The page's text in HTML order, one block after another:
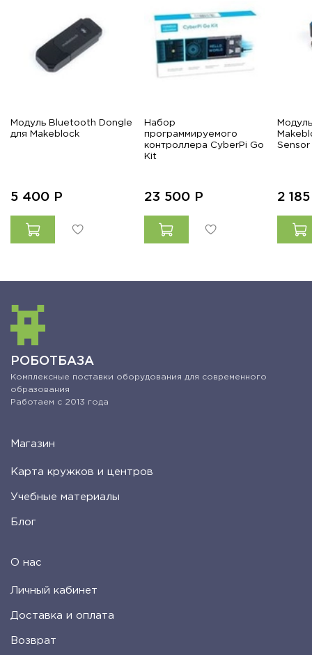
Модуль Bluetooth Dongle
для Makeblock
5 400 Р
Набор
программируемого
контроллера CyberPi Go
Kit
23 500 Р
Sensor
2
РОБОТБАЗА
Комплексные поставки оборудования для современного
образования
Работаем с 2013 года
Магазин
Карта кружков и центров
Учебные материалы
Блог
О нас
Личный кабинет
Доставка и оплата
Возврат